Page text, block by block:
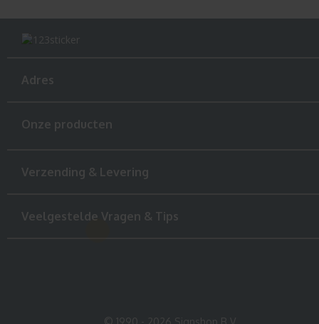
Adres
Onze producten
Verzending & Levering
Veelgestelde Vragen & Tips
© 1990 - 2026 Signshop B.V.